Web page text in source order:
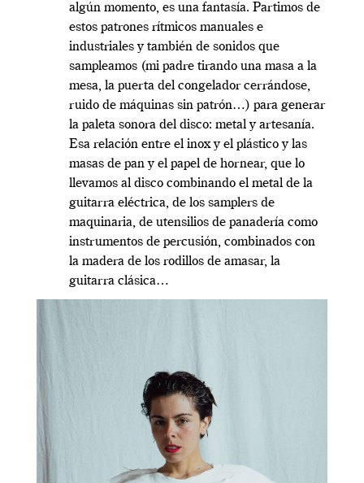
algún momento, es una fantasía. Partimos de
estos patrones rítmicos manuales e
industriales y también de sonidos que
sampleamos (mi padre tirando una masa a la
mesa, la puerta del congelador cerrándose,
ruido de máquinas sin patrón…) para generar
la paleta sonora del disco: metal y artesanía.
Esa relación entre el inox y el plástico y las
masas de pan y el papel de hornear, que lo
llevamos al disco combinando el metal de la
guitarra eléctrica, de los samplers de
maquinaria, de utensilios de panadería como
instrumentos de percusión, combinados con
la madera de los rodillos de amasar, la
guitarra clásica…